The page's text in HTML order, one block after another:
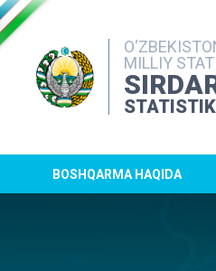
MILLIY
BOSHQARMA HAQIDA